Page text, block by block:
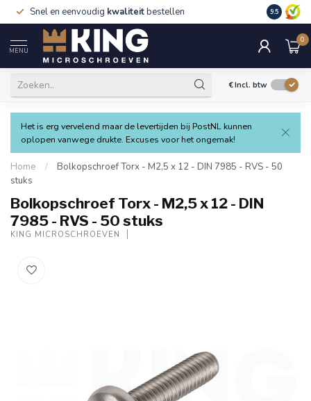
Snel en eenvoudig kwaliteitbestellen 9.5
MENU
0
€Incl. btw
Het is erg vervelend maar de levertijden bij PostNL kunnen
oplopen vanwege drukte. Excuses voor het ongemak!
Home /
Bolkopschroef Torx - M2,5 x 12 - DIN 7985 - RVS - 50
stuks
Bolkopschroef Torx - M2,5 x 12 - DIN
7985 - RVS - 50 stuks
KING MICROSCHROEVEN